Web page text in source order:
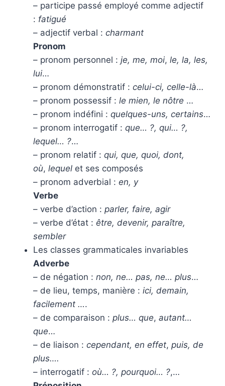
– participe passé employé comme adjectif
: fatigué
– adjectif verbal : charmant
Pronom
– pronom personnel : je, me, moi, le, la, les,
lui…
– pronom démonstratif : celui-ci, celle-là…
– pronom possessif : le mien, le nôtre …
– pronom indéfini : quelques-uns, certains…
– pronom interrogatif : que… ?, qui… ?,
lequel… ?…
– pronom relatif : qui, que, quoi, dont,
où, lequelet ses composés
– pronom adverbial : en, y
Verbe
– verbe d’action : parler, faire, agir
– verbe d’état : être, devenir, paraître,
sembler
Les classes grammaticales invariables
Adverbe
– de négation : non, ne… pas, ne… plus…
– de lieu, temps, manière : ici, demain,
facilement ….
– de comparaison : plus… que, autant…
que…
– de liaison : cependant, en effet, puis, de
plus….
– interrogatif : où… ?, pourquoi… ?,…